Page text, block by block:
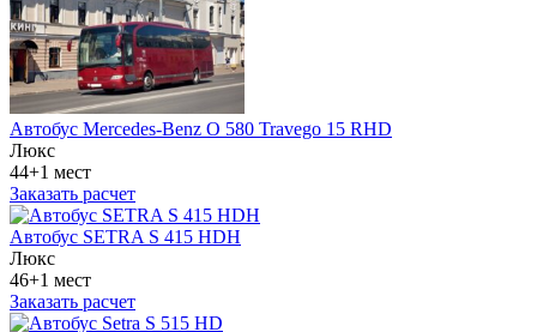
Автобус Mercedes-Benz O 580 Travego 15 RHD
Люкс
44+1 мест
Заказать расчет
Автобус SETRA S 415 HDH
Люкс
46+1 мест
Заказать расчет